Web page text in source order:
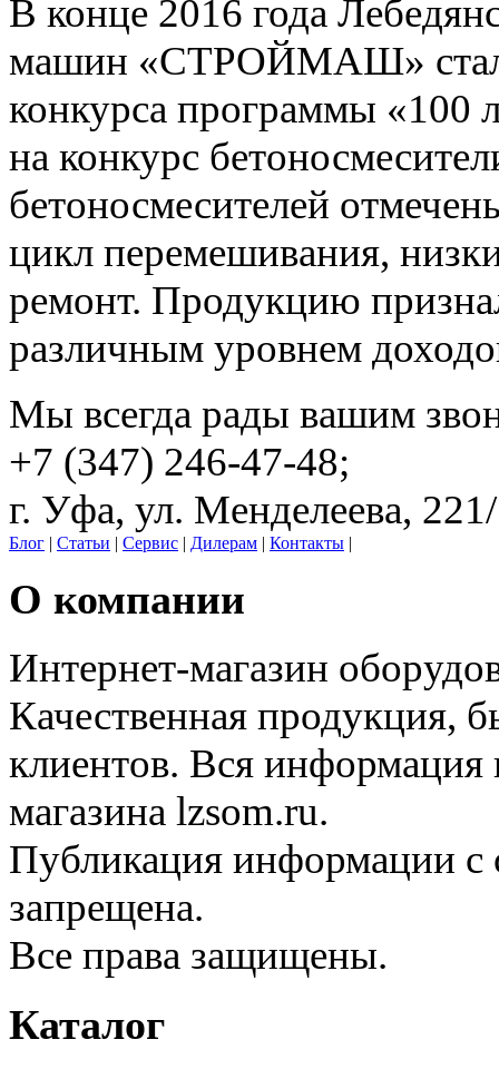
В конце 2016 года
машин «СТРОЙМАШ» стал
конкурса программы «100
на конкурс
бетоносмесителей
цикл перемешивания,
ремонт. Продукцию
различным уровнем
Мы всегда рады вашим
+7 (347) 246-47-48;
г. Уфа, ул. Менделеева,
Блог | Статьи | Сервис | Дилерам | Контакты |
О компании
Интернет-магазин
Качественная продукция,
клиентов. Вся информация
магазина lzsom.ru.
Публикация информации с
запрещена.
Все права защищены.
Каталог